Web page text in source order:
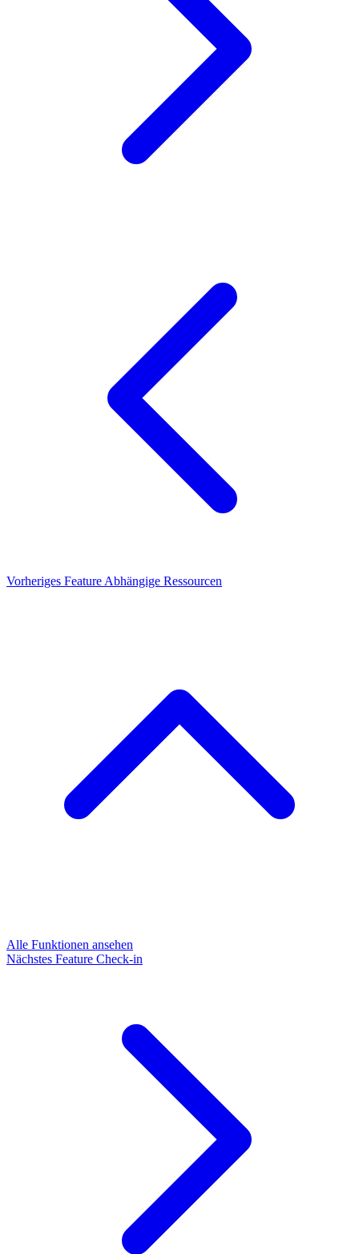
Vorheriges Feature Abhängige Ressourcen
Alle Funktionen ansehen
Nächstes Feature Check-in